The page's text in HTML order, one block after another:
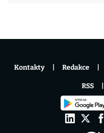
Kontakty Redakce
RSS